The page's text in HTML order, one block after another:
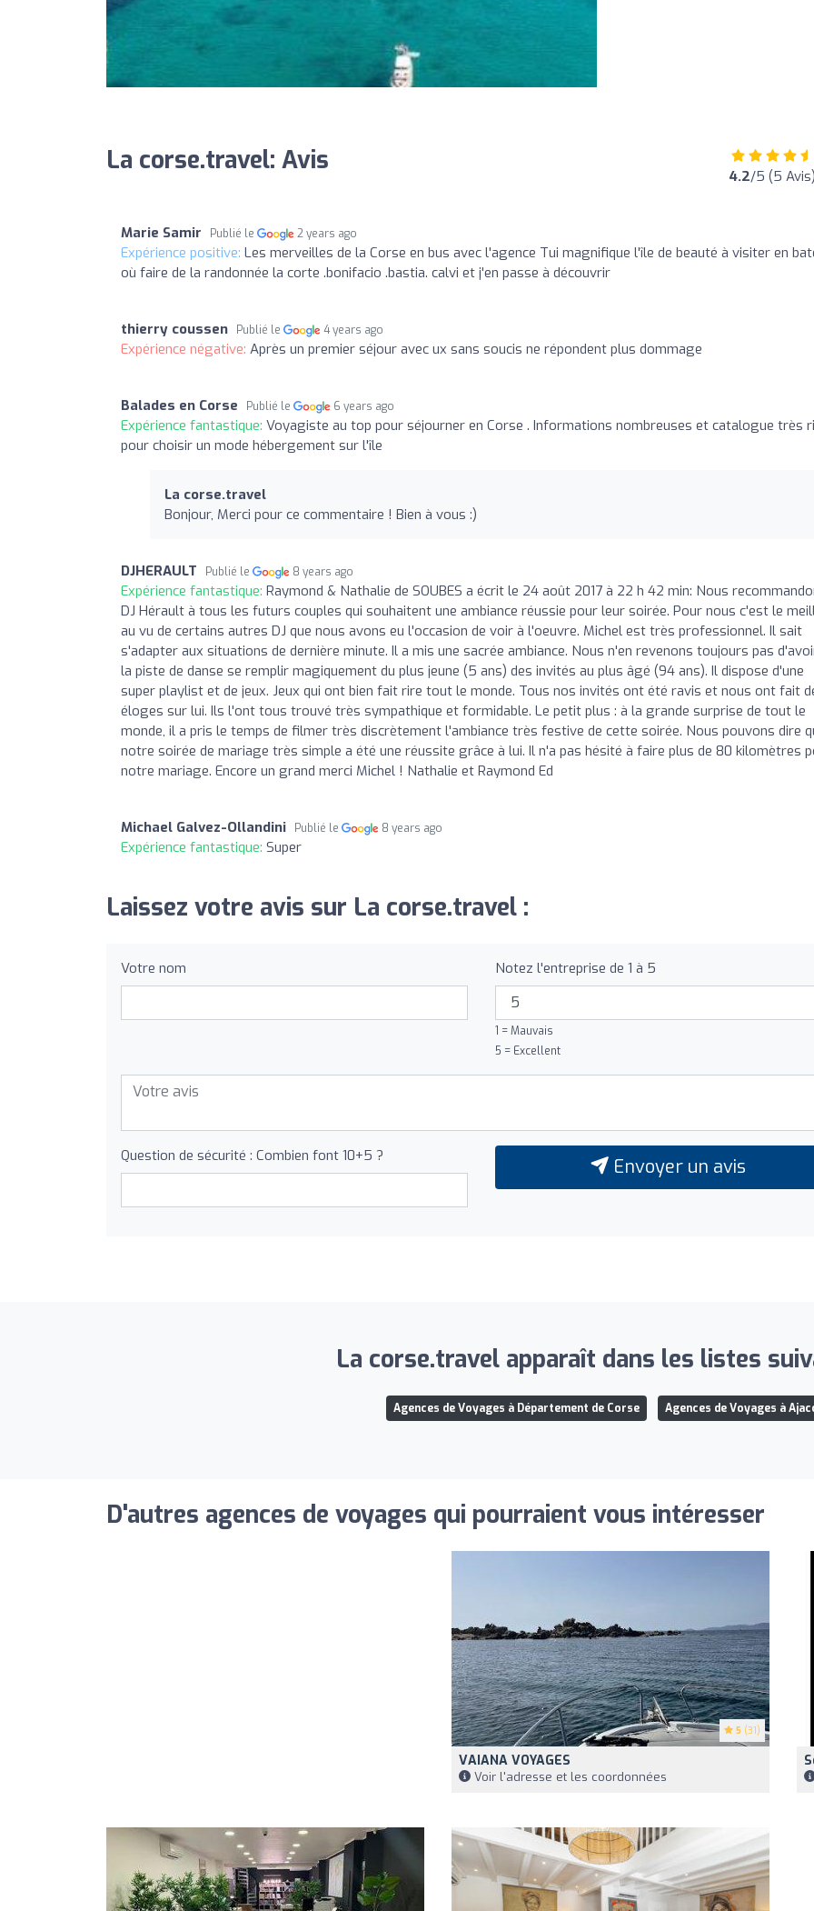
La corse.travel: Avis 4.2/5 (5 Avis)
Marie Samir Publié le 2 years ago
Expérience positive: Les merveilles de la Corse en bus avec l'agence Tui magnifique l'île de beauté à visiter en
où faire de la randonnée la corte .bonifacio .bastia. calvi et j'en passe à découvrir
thierry coussen Publié le 4 years ago
Expérience négative: Après un premier séjour avec ux sans soucis ne répondent plus dommage
Balades en Corse Publié le 6 years ago
Expérience fantastique: Voyagiste au top pour séjourner en Corse . Informations nombreuses et catalogue très
pour choisir un mode hébergement sur l'île
La corse.travel
Bonjour, Merci pour ce commentaire ! Bien à vous :)
DJHERAULT Publié le 8 years ago
Expérience fantastique: Raymond & Nathalie de SOUBES a écrit le 24 août 2017 à 22 h 42 min: Nous
DJ Hérault à tous les futurs couples qui souhaitent une ambiance réussie pour leur soirée. Pour nous c'est le
au vu de certains autres DJ que nous avons eu l'occasion de voir à l'oeuvre. Michel est très professionnel. Il sait
s'adapter aux situations de dernière minute. Il a mis une sacrée ambiance. Nous n'en revenons toujours pas
la piste de danse se remplir magiquement du plus jeune (5 ans) des invités au plus âgé (94 ans). Il dispose d'une
super playlist et de jeux. Jeux qui ont bien fait rire tout le monde. Tous nos invités ont été ravis et nous ont fait
éloges sur lui. Ils l'ont tous trouvé très sympathique et formidable. Le petit plus : à la grande surprise de tout le
monde, il a pris le temps de filmer très discrètement l'ambiance très festive de cette soirée. Nous pouvons dire
notre soirée de mariage très simple a été une réussite grâce à lui. Il n'a pas hésité à faire plus de 80 kilomètres
notre mariage. Encore un grand merci Michel ! Nathalie et Raymond Ed
Michael Galvez-Ollandini Publié le 8 years ago
Expérience fantastique: Super
Laissez votre avis sur La corse.travel :
Votre nom Notez l'entreprise de 1 à 5
1 = Mauvais
5 = Excellent
Question de sécurité : Combien font 10+5 ? Envoyer un avis
La corse.travel apparaît dans les listes
Agences de Voyages à Département de Corse Agences de Voyages à
D'autres agences de voyages qui pourraient vous intéresser
5 (31)
VAIANA VOYAGES
Voir l'adresse et les coordonnées